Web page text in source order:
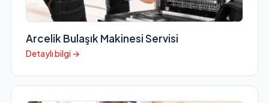
Arcelik Bulaşık Makinesi Servisi
Detaylı bilgi →